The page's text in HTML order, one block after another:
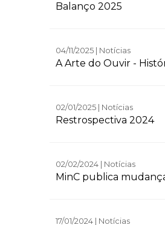
Balanço 2025
04/11/2025 | Notícias
A Arte do Ouvir -
02/01/2025 | Notícias
Restrospectiva 2024
02/02/2024 | Notícias
MinC publica
17/01/2024 | Notícias